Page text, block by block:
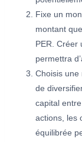
Fixe un
montant
PER. Créer
permettra
Choisis une
de
capital
actions, les
équilibrée